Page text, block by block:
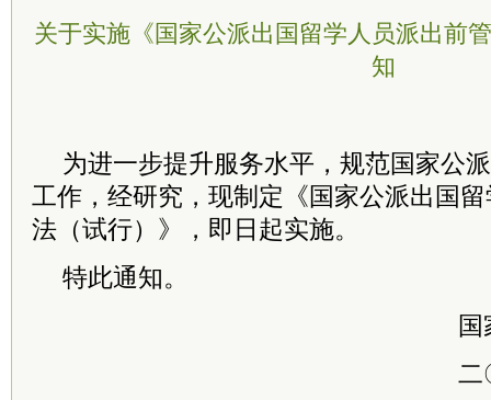
关于实施《国家公派出国留学人员派出前
知
为进一步提升服务水平，规范国家公
工作，经研究，现制定《国家公派出国
法（试行）》，即日起实施。
特此通知。
国
二